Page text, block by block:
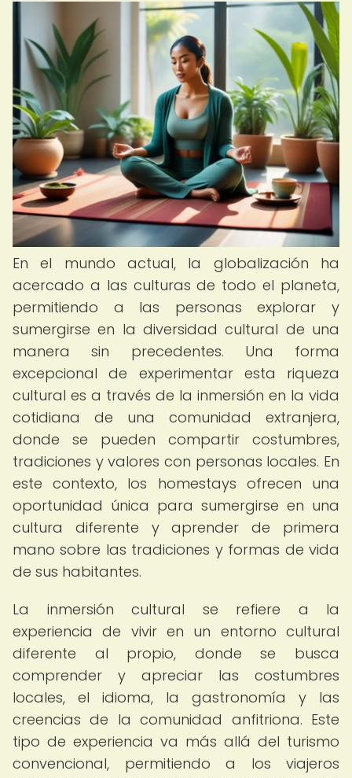
En el mundo actual, la globalización ha
acercado a las culturas de todo el planeta,
permitiendo a las personas explorar y
sumergirse en la diversidad cultural de una
manera sin precedentes. Una forma
excepcional de experimentar esta riqueza
cultural es a través de la inmersión en la vida
cotidiana de una comunidad extranjera,
donde se pueden compartir costumbres,
tradiciones y valores con personas locales. En
este contexto, los homestays ofrecen una
oportunidad única para sumergirse en una
cultura diferente y aprender de primera
mano sobre las tradiciones y formas de vida
de sus habitantes.
La inmersión cultural se refiere a la
experiencia de vivir en un entorno cultural
diferente al propio, donde se busca
comprender y apreciar las costumbres
locales, el idioma, la gastronomía y las
creencias de la comunidad anfitriona. Este
tipo de experiencia va más allá del turismo
convencional, permitiendo a los viajeros